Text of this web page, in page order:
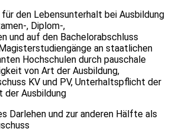
den Lebensunterhalt bei Ausbildung
, Diplom-,
und auf den Bachelorabschluss
an staatlichen
Hochschulen durch pauschale
von Art der Ausbildung,
KV und PV, Unterhaltspflicht der
der Ausbildung
Darlehen und zur anderen Hälfte als